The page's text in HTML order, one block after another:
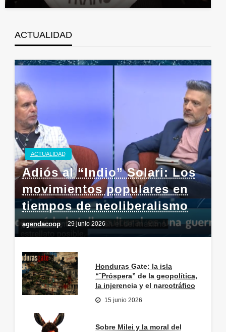
ACTUALIDAD
ACTUALIDAD
Adiós al “Indio” Solari: Los
movimientos populares en
tiempos de neoliberalismo
agendacoop 29 junio 2026
Honduras Gate: la isla
“¨Próspera” de la geopolítica,
la injerencia y el narcotráfico
15 junio 2026
Sobre Milei y la moral del